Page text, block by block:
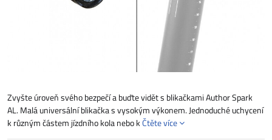
Zvyšte úroveň svého bezpečí a buďte vidět s blikačkami Author Spark
AL. Malá universální blikačka s vysokým výkonem. Jednoduché uchycení
k různým částem jízdního kola nebo kČtěte více